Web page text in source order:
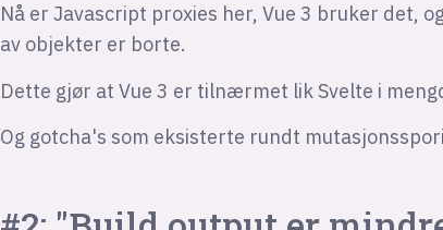
Nå er Javascript proxies her, Vue 3 bruker det,
av objekter er borte.
Dette gjør at Vue 3 er tilnærmet lik Svelte i
Og gotcha's som eksisterte rundt